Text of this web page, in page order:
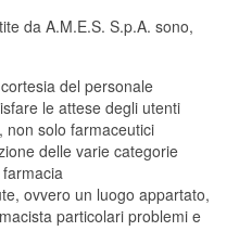
da A.M.E.S. S.p.A. sono,
del personale
le attese degli utenti
non solo farmaceutici
delle varie categorie
farmacia
ovvero un luogo appartato,
particolari problemi e